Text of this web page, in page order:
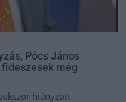
Pócs János
még
hiányzott